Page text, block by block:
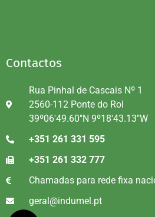
Contactos
Rua Pinhal de Cascais Nº 1
2560-112 Ponte do Rol
39º06'49.60"N 9º18'43.13"W
+351 261 331 595
+351 261 332 777
Chamadas para rede fixa
geral@indumel.pt